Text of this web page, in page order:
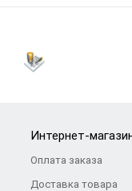
Интернет-
Оплата заказа
Доставка товара